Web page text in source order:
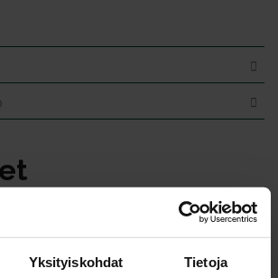
Yksityiskohdat Tietoja